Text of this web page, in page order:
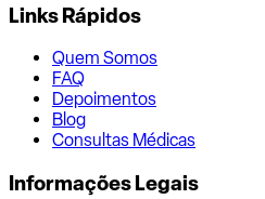
Links Rápidos
Quem Somos
FAQ
Depoimentos
Blog
Consultas Médicas
Informações Legais